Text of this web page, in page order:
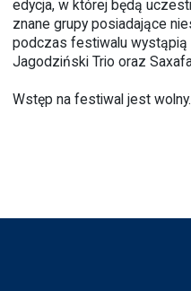
edycja, w której będą
znane grupy posiadające
podczas festiwalu wystąpią
Jagodziński Trio oraz
Wstęp na festiwal jest wolny.